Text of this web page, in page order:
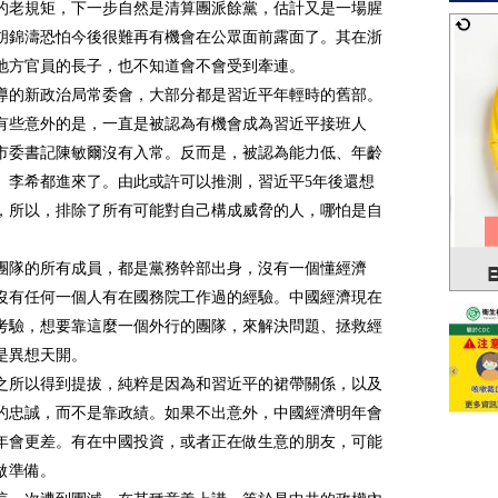
老規矩，下一步自然是清算團派餘黨，估計又是一場腥
錦濤恐怕今後很難再有機會在公眾面前露面了。其在浙
方官員的長子，也不知道會不會受到牽連。
的新政治局常委會，大部分都是習近平年輕時的舊部。
些意外的是，一直是被認為有機會成為習近平接班人
委書記陳敏爾沒有入常。反而是，被認為能力低、年齡
李希都進來了。由此或許可以推測，習近平5年後還想
所以，排除了所有可能對自己構成威脅的人，哪怕是自
隊的所有成員，都是黨務幹部出身，沒有一個懂經濟
有任何一個人有在國務院工作過的經驗。中國經濟現在
驗，想要靠這麼一個外行的團隊，來解決問題、拯救經
異想天開。
所以得到提拔，純粹是因為和習近平的裙帶關係，以及
忠誠，而不是靠政績。如果不出意外，中國經濟明年會
會更差。有在中國投資，或者正在做生意的朋友，可能
準備。